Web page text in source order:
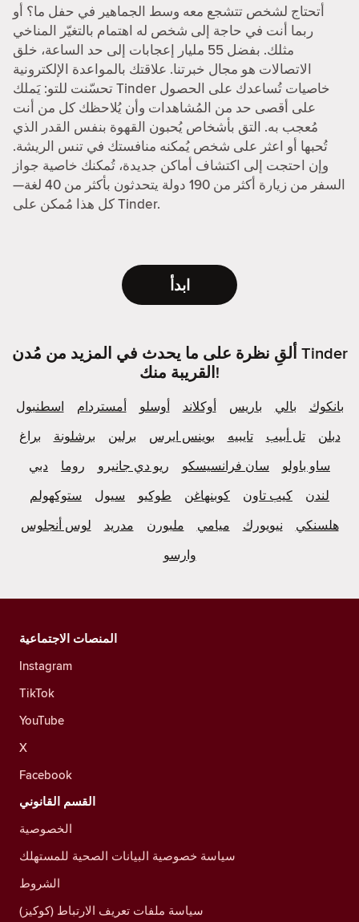
أتحتاج لشخص تتشجع معه وسط الجماهير في حفل ما؟ أو
ربما أنت في حاجة إلى شخص له اهتمام بالتغيّر المناخي
مثلك. بفضل 55 مليار إعجابات إلى حد الساعة، خلق
الاتصالات هو مجال خبرتنا. علاقتك بالمواعدة الإلكترونية
تحسّنت للتو: يَملك Tinder خاصيات تُساعدك على الحصول
على أقصى حد من المُشاهدات وأن يُلاحظك كل من أنت
مُعجب به. التق بأشخاص يُحبون القهوة بنفس القدر الذي
تُحبها أو اعثر على شخص يُمكنه منافستك في تنس الريشة.
وإن احتجت إلى اكتشاف أماكن جديدة، تُمكنك خاصية جواز
السفر من زيارة أكثر من 190 دولة يتحدثون بأكثر من 40 لغة—
كل هذا مُمكن على Tinder.
ابدأ
ألقِ نظرة على ما يحدث في المزيد من مُدن Tinder
القريبة منك!
اسطنبول أمستردام أوسلو أوكلاند باريس بالي
بانكوك
براغ
برشلونة برلين بوينس ايرس تايبيه تل أبيب
دبلن
دبي
روما ريو دي جانيرو سان فرانسيسكو
ساو باولو
ستوكهولم
سيول طوكيو كوبنهاغن كيب تاون
لندن
لوس أنجلوس
مدريد ملبورن ميامي نيويورك
هلسنكي
وارسو
المنصات الاجتماعية
Instagram
TikTok
YouTube
X
Facebook
القسم القانوني
الخصوصية
سياسة خصوصية البيانات الصحية للمستهلك
الشروط
سياسة ملفات تعريف الارتباط (كوكيز)